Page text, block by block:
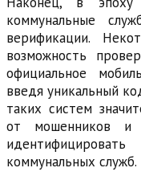
коммунальные
верификации.
возможность
официальное
введя уникальный
таких систем
от мошенников и
коммунальных служб.